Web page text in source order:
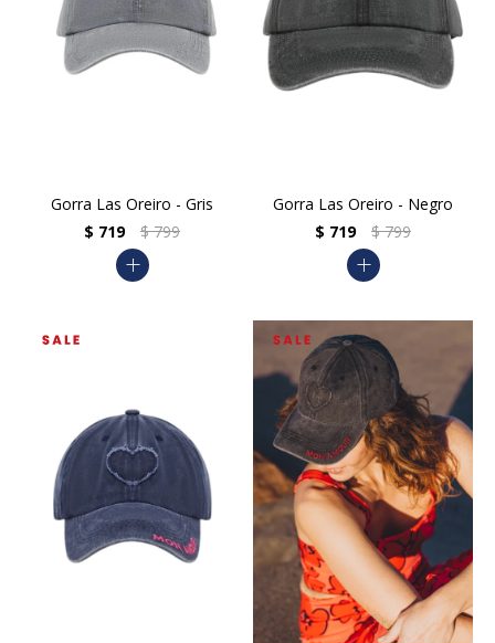
Gorra Las Oreiro - Gris
$ 719 $ 799
add
Gorra Las Oreiro - Negro
$ 719 $ 799
add